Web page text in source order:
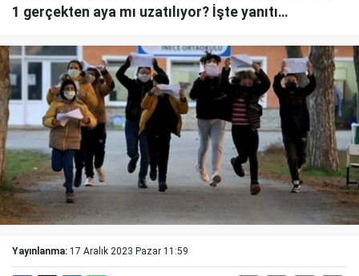
1 gerçekten aya mı uzatılıyor? İşte yanıtı…
Yayınlanma: 17 Aralık 2023 Pazar 11:59